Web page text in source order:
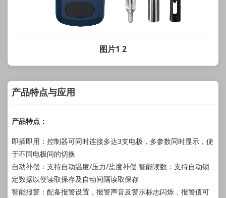
图片1 2
产品特点与应用
产品特点：
即插即用：控制器可同时连接多达3支电极，多参数同时显示，便
于不同电极间的切换
自动补偿：支持自动温度/压力/盐度补偿 智能读数：支持自动锁
定数据以便读取保存及自动间隔读取保存
智能报警：配备报警设置，报警声音及警示标志闪烁，报警值可